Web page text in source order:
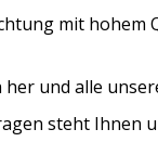
mit
und alle
steht